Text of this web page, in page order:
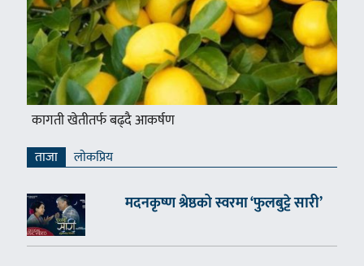
कागती खेतीतर्फ बढ्दै आकर्षण
ताजा लाेकप्रिय
मदनकृष्ण श्रेष्ठको स्वरमा ‘फुलबुट्टे सारी’